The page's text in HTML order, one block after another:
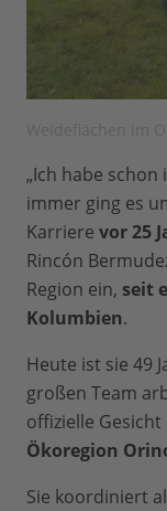
„Ich habe
immer ging es
Karriere vor 25
Rincón
Region ein, seit
Kolumbien.
Heute ist sie 49
großen Team
offizielle
Ökoregion
Sie koordiniert